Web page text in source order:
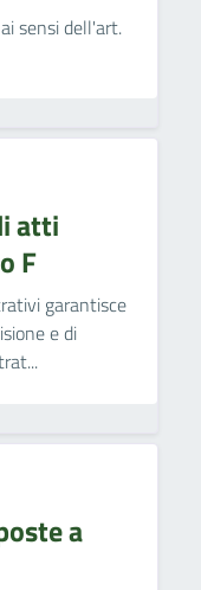
sensi dell'art.
atti
F
garantisce
e di
a